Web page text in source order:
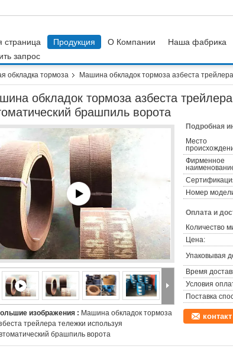
страница Продукция О Компании Наша фабрика
запрос
обкладка тормоза Машина обкладок тормоза азбеста
обкладок тормоза азбеста
брашпиль ворота
изображения : Машина обкладок тормоза
трейлера тележки используя
брашпиль ворота
Подробная
Место
Фирменное
Номер
Оплата и
Количество
Цена:
Упаковывая
Время
Условия
Поставка
контакт